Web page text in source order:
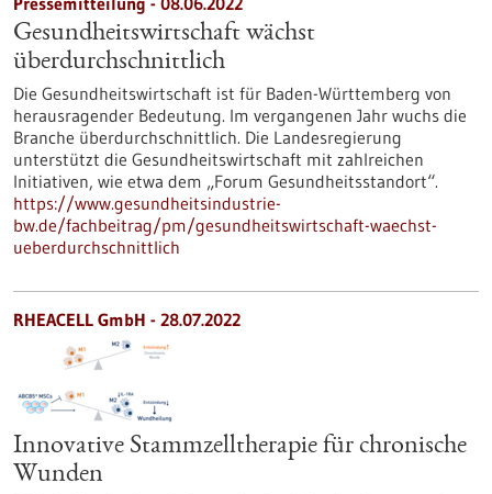
Gesundheitswirtschaft wächst
überdurchschnittlich
Die Gesundheitswirtschaft ist für Baden-Württemberg von
herausragender Bedeutung. Im vergangenen Jahr wuchs die
Branche überdurchschnittlich. Die Landesregierung
unterstützt die Gesundheitswirtschaft mit zahlreichen
Initiativen, wie etwa dem „Forum Gesundheitsstandort“.
https://www.gesundheitsindustrie-
bw.de/fachbeitrag/pm/gesundheitswirtschaft-waechst-
ueberdurchschnittlich
RHEACELL GmbH - 28.07.2022
Innovative Stammzelltherapie für chronische
Wunden